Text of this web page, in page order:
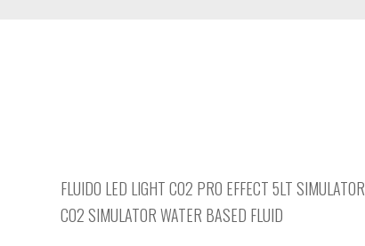
FLUIDO LED LIGHT CO2 PRO EFFECT 5LT SIMULATOR
CO2 SIMULATOR WATER BASED FLUID